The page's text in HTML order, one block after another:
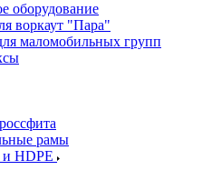
оборудование
воркаут "Пара"
маломобильных групп
рамы
HDPE